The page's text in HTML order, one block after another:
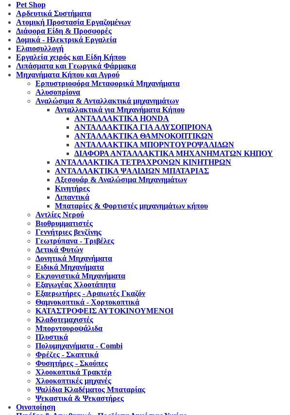
Pet Shop
Αρδευτικά Συστήματα
Ατομική Προστασία Εργαζομένων
Διάφορα Είδη & Προσφορές
Δομικά - Ηλεκτρικά Εργαλεία
Ελαιοσυλλογή
Εργαλεία χειρός και Είδη Κήπου
Λιπάσματα και Γεωργικά Φάρμακα
Μηχανήματα Κήπου και Αγρού
Eρπυστριοφόρα Μεταφορικά Μηχανήματα
Αλυσοπρίονα
Αναλώσιμα & Ανταλλακτικά μηχανημάτων
Ανταλλακτικά για Μηχανήματα Κήπου
ΑΝΤΑΛΛΑΚΤΙΚΑ HONDA
ΑΝΤΑΛΛΑΚΤΙΚΑ ΓΙΑ ΑΛΥΣΟΠΡΙΟΝΑ
ΑΝΤΑΛΛΑΚΤΙΚΑ ΘΑΜΝΟΚΟΠΤΙΚΩΝ
ΑΝΤΑΛΛΑΚΤΙΚΑ ΜΠΟΡΝΤΟΥΡΟΨΑΛΙΔΩΝ
ΔΙΑΦΟΡΑ ΑΝΤΑΛΛΑΚΤΙΚΑ ΜΗΧΑΝΗΜΑΤΩΝ ΚΗΠΟΥ
ΑΝΤΑΛΛΑΚΤΙΚΑ ΤΕΤΡΑΧΡΟΝΩΝ ΚΙΝΗΤΗΡΩΝ
ΑΝΤΑΛΛΑΚΤΙΚΑ ΨΑΛΙΔΙΩΝ ΜΠΑΤΑΡΙAΣ
Αξεσουάρ & Αναλώσιμα Μηχανημάτων
Κινητήρες
Λιπαντικά
Μπαταρίες & Φορτιστές μηχανημάτων κήπου
Αντλίες Νερού
Βιοθρυμματιστές
Γεννήτριες βενζίνης
Γεωτρύπανα - Τριβέλες
Δετικά Φυτών
Δονητικά Μηχανήματα
Ειδικά Μηχανήματα
Εκχιονιστικά Μηχανήματα
Εξαγωγέας Χλοοτάπητα
Εξαερωτήρες - Αραιωτές Γκαζόν
Θαμνοκοπτικά - Χορτοκοπτικά
ΚΑΤΑΣΤΡΟΦΕΙΣ ΑΥΤΟΚΙΝΟΥΜΕΝΟΙ
Κλαδοτεμαχιστές
Μπορντουροψάλιδα
Πλυστικά
Πολυμηχανήματα - Combi
Φρέζες - Σκαπτικά
Φυσητήρες - Σκούπες
Χλοοκοπτικά Τρακτέρ
Χλοοκοπτικές μηχανές
Ψαλίδια Κλαδέματος Μπαταρίας
Ψεκαστικά & Ψεκαστήρες
Οινοποίηση